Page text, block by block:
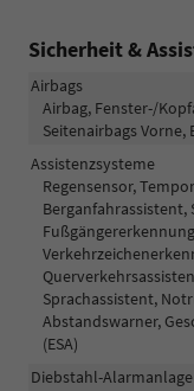
Sicherheit &
Airbags
Airbag, Fenster-/
Seitenairbags Vorne,
Assistenzsysteme
Regensensor,
Sprachassistent,
Abstandswarner,
(ESA)
Diebstahl-Alarmanlage